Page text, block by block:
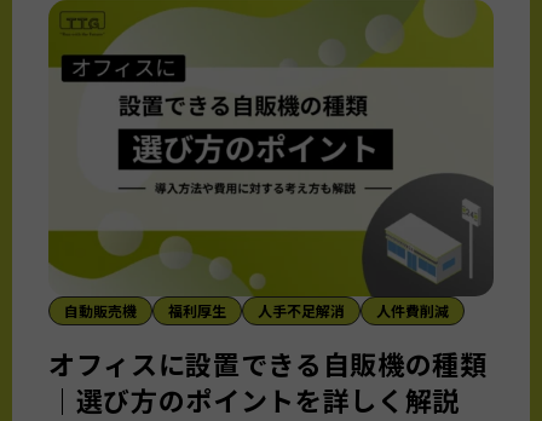
自動販売機 福利厚生 人手不足解消 人件費削減
オフィスに設置できる自販機の種類
｜選び方のポイントを詳しく解説